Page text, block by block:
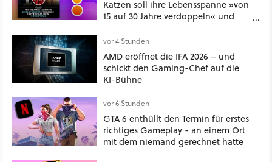
Katzen soll ihre Lebensspanne »von
15 auf 30 Jahre verdoppeln« und
kritisch damit auseinander
vor 4 Stunden
AMD eröffnet die IFA 2026 – und
schickt den Gaming-Chef auf die
KI-Bühne
vor 6 Stunden
GTA 6 enthüllt den Termin für erstes
richtiges Gameplay - an einem Ort
mit dem niemand gerechnet hatte